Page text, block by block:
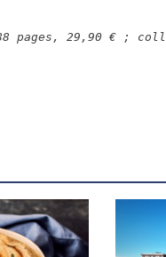
pages, 29,90 € ;